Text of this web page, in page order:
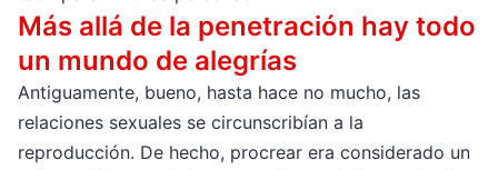
Más allá de la penetración hay todo
un mundo de alegrías
Antiguamente, bueno, hasta hace no mucho, las
relaciones sexuales se circunscribían a la
reproducción. De hecho, procrear era considerado un